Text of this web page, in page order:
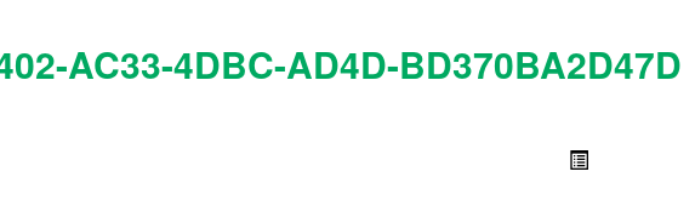
AC33-4DBC-AD4D-BD370BA2D47D